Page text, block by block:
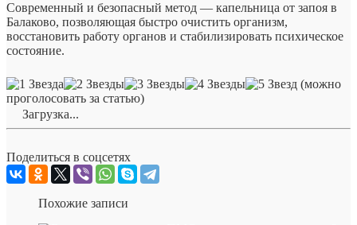
Современный и безопасный метод — капельница от запоя в
Балаково, позволяющая быстро очистить организм,
восстановить работу органов и стабилизировать психическое
состояние.
(можно
проголосовать за статью)
Загрузка...
Поделиться в соцсетях
Похожие записи